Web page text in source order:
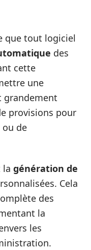
que tout logiciel
des
cette
une
grandement
provisions pour
ou de
la génération de
Cela
des
la
les